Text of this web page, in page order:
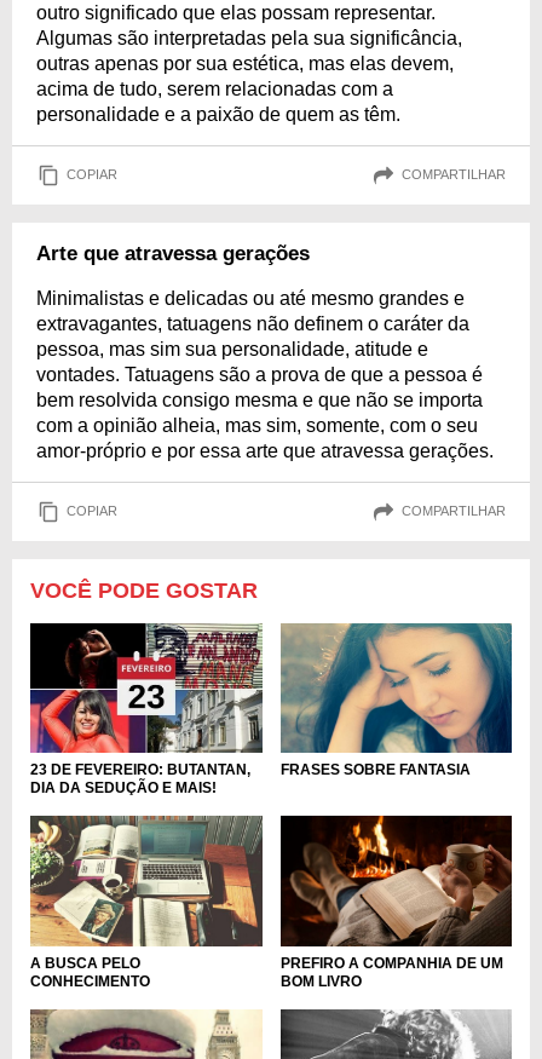
outro significado que elas possam representar.
Algumas são interpretadas pela sua significância,
outras apenas por sua estética, mas elas devem,
acima de tudo, serem relacionadas com a
personalidade e a paixão de quem as têm.
COPIAR COMPARTILHAR
Arte que atravessa gerações
Minimalistas e delicadas ou até mesmo grandes e
extravagantes, tatuagens não definem o caráter da
pessoa, mas sim sua personalidade, atitude e
vontades. Tatuagens são a prova de que a pessoa é
bem resolvida consigo mesma e que não se importa
com a opinião alheia, mas sim, somente, com o seu
amor-próprio e por essa arte que atravessa gerações.
COPIAR COMPARTILHAR
VOCÊ PODE GOSTAR
23 DE FEVEREIRO: BUTANTAN,
DIA DA SEDUÇÃO E MAIS!
FRASES SOBRE FANTASIA
A BUSCA PELO
CONHECIMENTO
PREFIRO A COMPANHIA DE UM
BOM LIVRO